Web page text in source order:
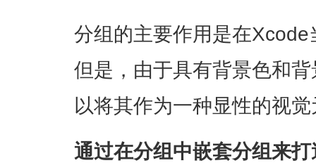
分组的主要作用是在
但是，由于具有背景色和
以将其作为一种显性的视
通过在分组中嵌套分组来